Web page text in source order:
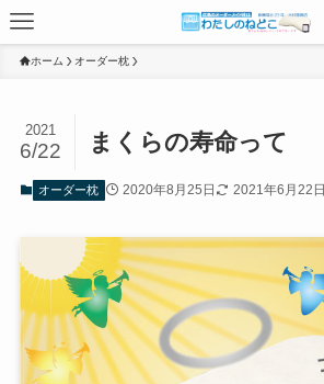
ホーム オーダー枕
まくらの寿命って
2021
6/22
オーダー枕 2020年8月25日 2021年6月22日